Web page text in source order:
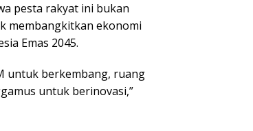
pesta rakyat ini bukan
membangkitkan ekonomi
Emas 2045.
untuk berkembang, ruang
untuk berinovasi,”